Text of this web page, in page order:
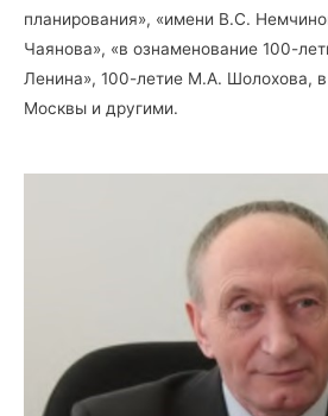
планирования», «имени B.C.
Чаянова», «в ознаменование 100-
Ленина», 100-летие М.А. Шолохова,
Москвы и другими.